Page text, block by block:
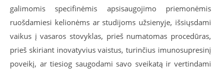
galimomis specifinėmis apsisaugojimo priemonėmis
ruošdamiesi kelionėms ar studijoms užsienyje, išsiųsdami
vaikus į vasaros stovyklas, prieš numatomas procedūras,
prieš skiriant inovatyvius vaistus, turinčius imunosupresinį
poveikį, ar tiesiog saugodami savo sveikatą ir vertindami